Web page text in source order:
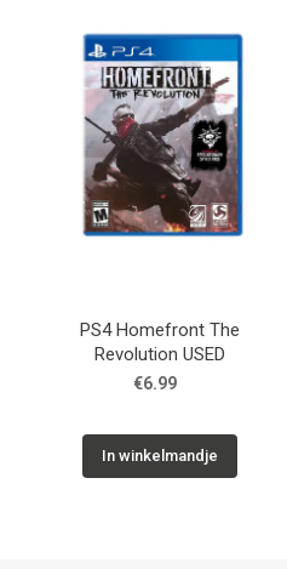
PS4 Homefront The
Revolution USED
€6.99
In winkelmandje